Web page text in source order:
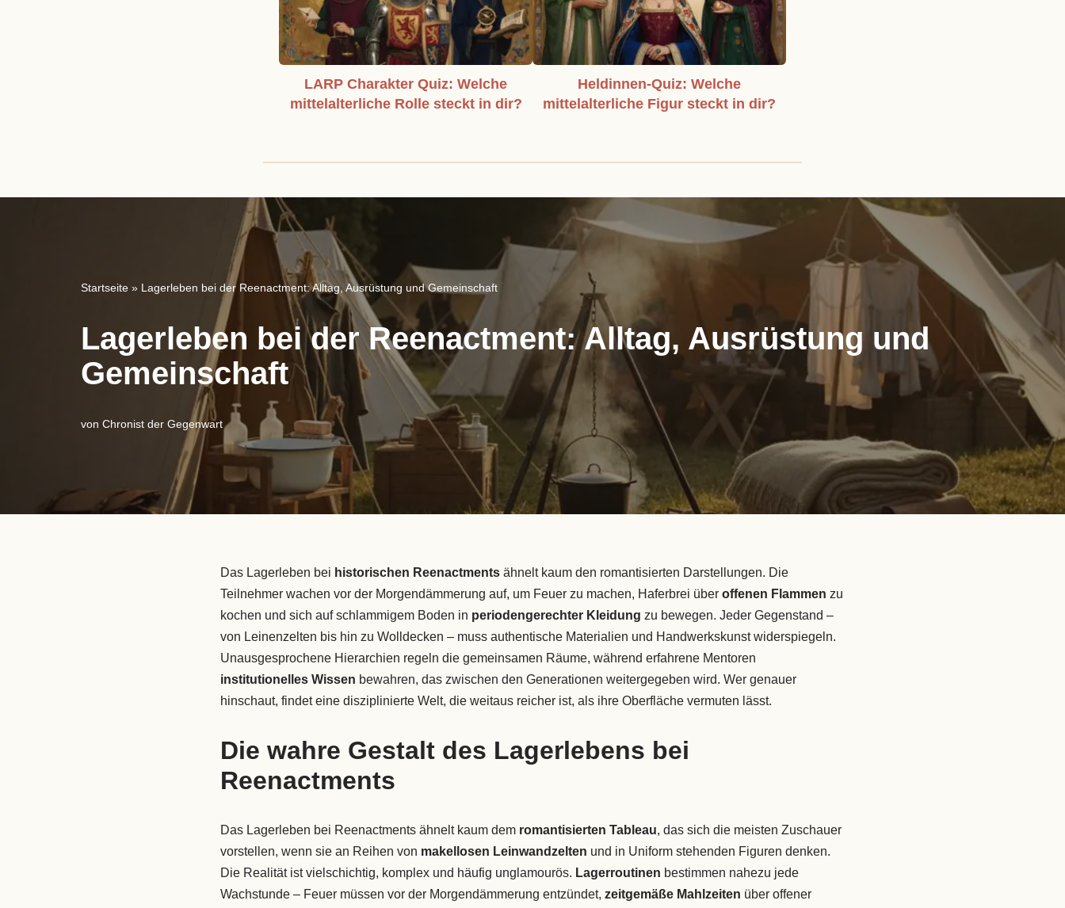
LARP Charakter Quiz: Welche
mittelalterliche Rolle steckt in dir?
Heldinnen-Quiz: Welche
mittelalterliche Figur steckt in dir?
Startseite » Lagerleben bei der Reenactment: Alltag, Ausrüstung und Gemeinschaft
Lagerleben bei der Reenactment: Alltag, Ausrüstung und
Gemeinschaft
von Chronist der Gegenwart
Das Lagerleben bei historischen Reenactmentsähnelt kaum den romantisierten Darstellungen. Die
Teilnehmer wachen vor der Morgendämmerung auf, um Feuer zu machen, Haferbrei über offenen Flammen zu
kochen und sich auf schlammigem Boden in periodengerechter Kleidung zu bewegen. Jeder Gegenstand –
von Leinenzelten bis hin zu Wolldecken – muss authentische Materialien und Handwerkskunst widerspiegeln.
Unausgesprochene Hierarchien regeln die gemeinsamen Räume, während erfahrene Mentoren
institutionelles Wissen bewahren, das zwischen den Generationen weitergegeben wird. Wer genauer
hinschaut, findet eine disziplinierte Welt, die weitaus reicher ist, als ihre Oberfläche vermuten lässt.
Die wahre Gestalt des Lagerlebens bei
Reenactments
Das Lagerleben bei Reenactments ähnelt kaum dem romantisierten Tableau, das sich die meisten Zuschauer
vorstellen, wenn sie an Reihen von makellosen Leinwandzelten und in Uniform stehenden Figuren denken.
Die Realität ist vielschichtig, komplex und häufig unglamourös. Lagerroutinen bestimmen nahezu jede
Wachstunde – Feuer müssen vor der Morgendämmerung entzündet, zeitgemäße Mahlzeiten über offener